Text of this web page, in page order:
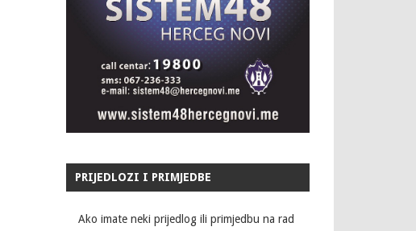
PRIJEDLOZI I PRIMJEDBE
Ako imate neki prijedlog ili primjedbu na rad